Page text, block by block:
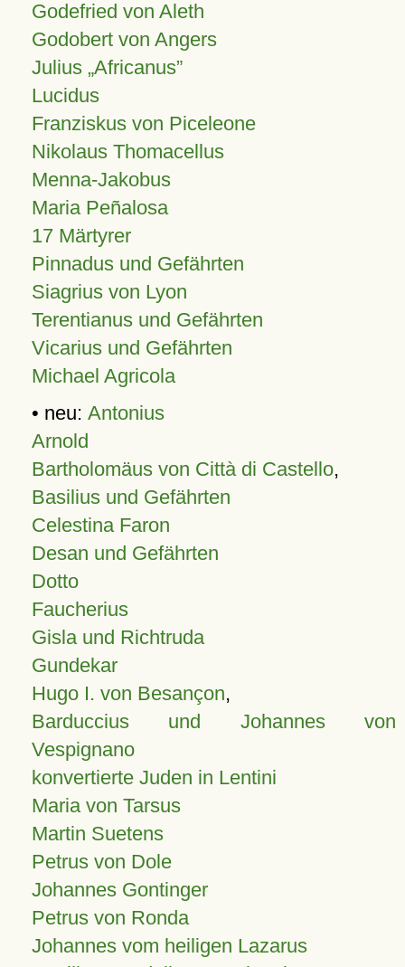
Godefried von Aleth
Godobert von Angers
Julius Africanus
Lucidus
Franziskus von Piceleone
Nikolaus Thomacellus
Menna-Jakobus
Maria Peñalosa
17 Märtyrer
Pinnadus und Gefährten
Siagrius von Lyon
Terentianus und Gefährten
Vicarius und Gefährten
Michael Agricola
• neu: Antonius
Arnold
Bartholomäus von Città di Castello,
Basilius und Gefährten
Celestina Faron
Desan und Gefährten
Dotto
Faucherius
Gisla und Richtruda
Gundekar
Hugo I. von Besançon,
Barduccius und Johannes von
Vespignano
konvertierte Juden in Lentini
Maria von Tarsus
Martin Suetens
Petrus von Dole
Johannes Gontinger
Petrus von Ronda
Johannes vom heiligen Lazarus